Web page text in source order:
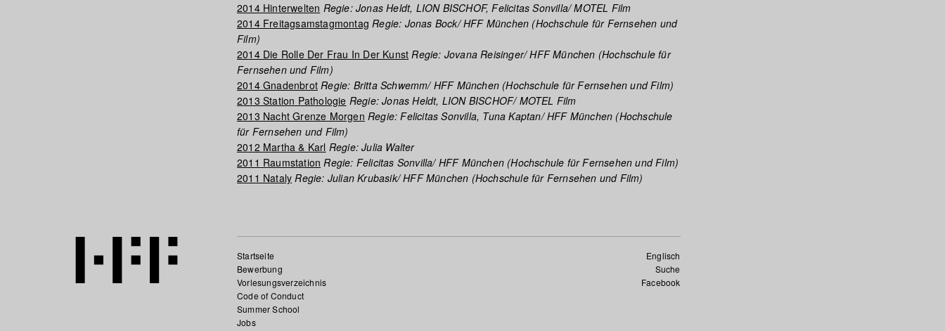
2014 Hinterwelten Regie: Jonas Heldt, LION BISCHOF, Felicitas Sonvilla/ MOTEL Film
2014 Freitagsamstagmontag Regie: Jonas Bock/ HFF München (Hochschule für Fernsehen und
Film)
2014 Die Rolle Der Frau In Der Kunst Regie: Jovana Reisinger/ HFF München (Hochschule für
Fernsehen und Film)
2014 GnadenbrotRegie: Britta Schwemm/ HFF München (Hochschule für Fernsehen und Film)
2013 Station Pathologie Regie: Jonas Heldt, LION BISCHOF/ MOTEL Film
2013 Nacht Grenze Morgen Regie: Felicitas Sonvilla, Tuna Kaptan/ HFF München (Hochschule
für Fernsehen und Film)
2012 Martha & Karl Regie: Julia Walter
2011 Raumstation Regie: Felicitas Sonvilla/ HFF München (Hochschule für Fernsehen und Film)
2011 Nataly Regie: Julian Krubasik/ HFF München (Hochschule für Fernsehen und Film)
Englisch
Suche
Facebook
Startseite
Bewerbung
Vorlesungsverzeichnis
Code of Conduct
Summer School
Jobs